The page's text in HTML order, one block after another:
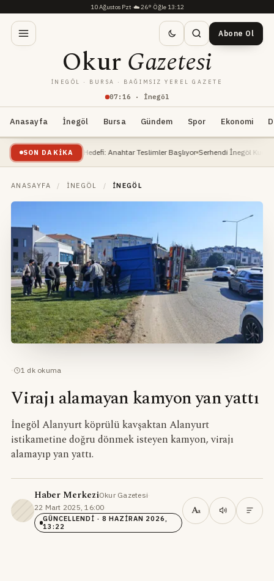
10 Ağustos Pzt·☁️26°·Öğle 13:12
07: 16 · İnegöl
OkurGazetesi
İNEGÖL · BURSA · BAĞIMSIZ YEREL GAZETE
Abone Ol
Anasayfa İnegöl Bursa Gündem Spor Ekonomi
SON DAKIKA
2027 Hedefi: Anahtar Teslimler Başlıyor Serhendi İnegöl Kur’an Kursları
ANASAYFA / İNEGÖL / İNEGÖL
· 1 dk okuma
Virajı alamayan kamyon yan yattı
İnegöl Alanyurt köprülü kavşaktan Alanyurt
istikametine doğru dönmek isteyen kamyon, virajı
alamayıp yan yattı.
Haber MerkeziOkur Gazetesi·
22 Mart 2025, 16:00·
GÜNCELLENDI · 8 HAZIRAN 2026,
13:22
Aa